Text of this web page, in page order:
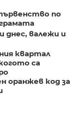
по
днес, валежи и
квартал
са
оранжев код за